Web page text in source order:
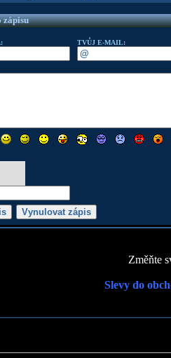
zápisu
TVŮJ E-MAIL:
Změňte
Slevy do